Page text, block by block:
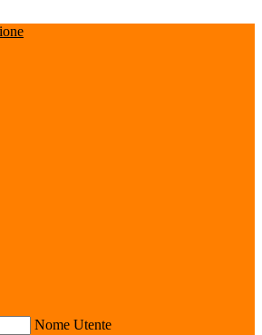
Nome Utente